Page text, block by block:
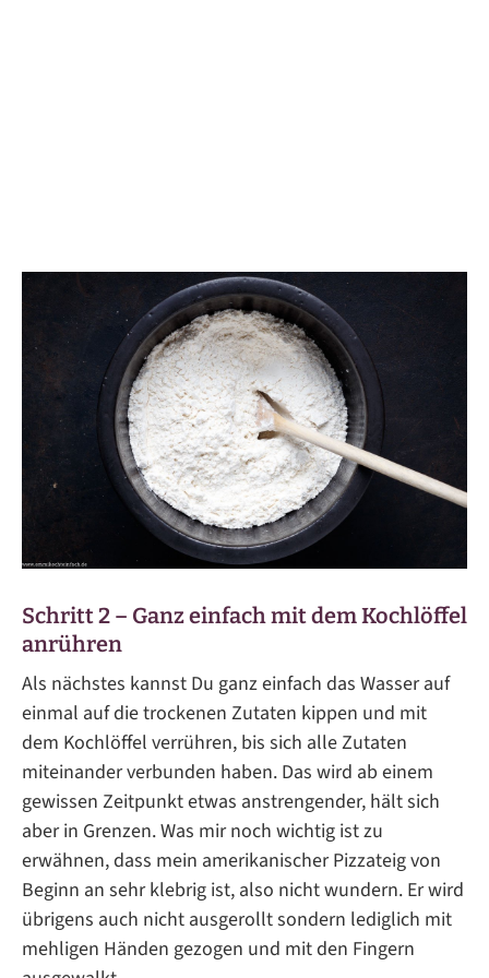
Schritt 2 – Ganz einfach mit dem Kochlöffel
anrühren
Als nächstes kannst Du ganz einfach das Wasser auf
einmal auf die trockenen Zutaten kippen und mit
dem Kochlöffel verrühren, bis sich alle Zutaten
miteinander verbunden haben. Das wird ab einem
gewissen Zeitpunkt etwas anstrengender, hält sich
aber in Grenzen. Was mir noch wichtig ist zu
erwähnen, dass mein amerikanischer Pizzateig von
Beginn an sehr klebrig ist, also nicht wundern. Er wird
übrigens auch nicht ausgerollt sondern lediglich mit
mehligen Händen gezogen und mit den Fingern